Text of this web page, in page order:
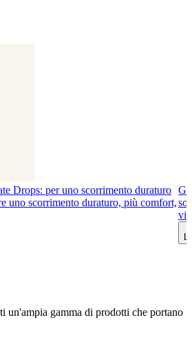
Drops: per uno scorrimento duraturo
uno scorrimento duraturo, più comfort,
un'ampia gamma di prodotti che portano